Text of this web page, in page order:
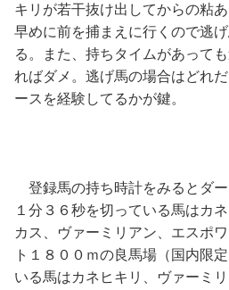
キリが若干抜け出してからの粘
早めに前を捕まえに行くので逃
る。また、持ちタイムがあって
ればダメ。逃げ馬の場合はどれ
ースを経験してるかが鍵。
登録馬の持ち時計をみるとダ
１分３６秒を切っている馬はカ
カス、ヴァーミリアン、エスポ
ト１８００ｍの良馬場（国内限
いる馬はカネヒキリ、ヴァーミ